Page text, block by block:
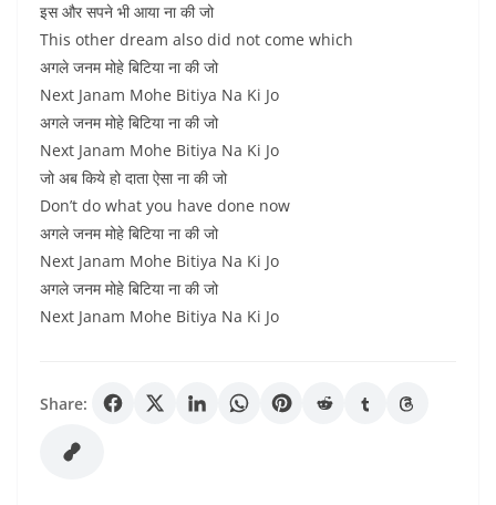
इस और सपने भी आया ना की जो
This other dream also did not come which
अगले जनम मोहे बिटिया ना की जो
Next Janam Mohe Bitiya Na Ki Jo
अगले जनम मोहे बिटिया ना की जो
Next Janam Mohe Bitiya Na Ki Jo
जो अब किये हो दाता ऐसा ना की जो
Don’t do what you have done now
अगले जनम मोहे बिटिया ना की जो
Next Janam Mohe Bitiya Na Ki Jo
अगले जनम मोहे बिटिया ना की जो
Next Janam Mohe Bitiya Na Ki Jo
Share: